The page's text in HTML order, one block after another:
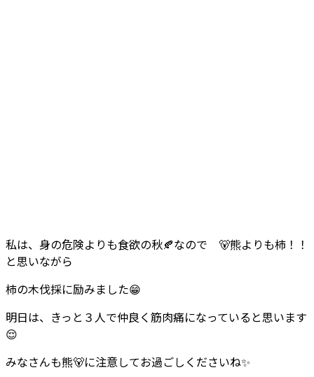
私は、身の危険よりも食欲の秋🍂なので 🐻熊よりも柿！！
と思いながら
柿の木伐採に励みました😁
明日は、きっと３人で仲良く筋肉痛になっていると思います
😌
みなさんも熊🐻に注意してお過ごしくださいね✨